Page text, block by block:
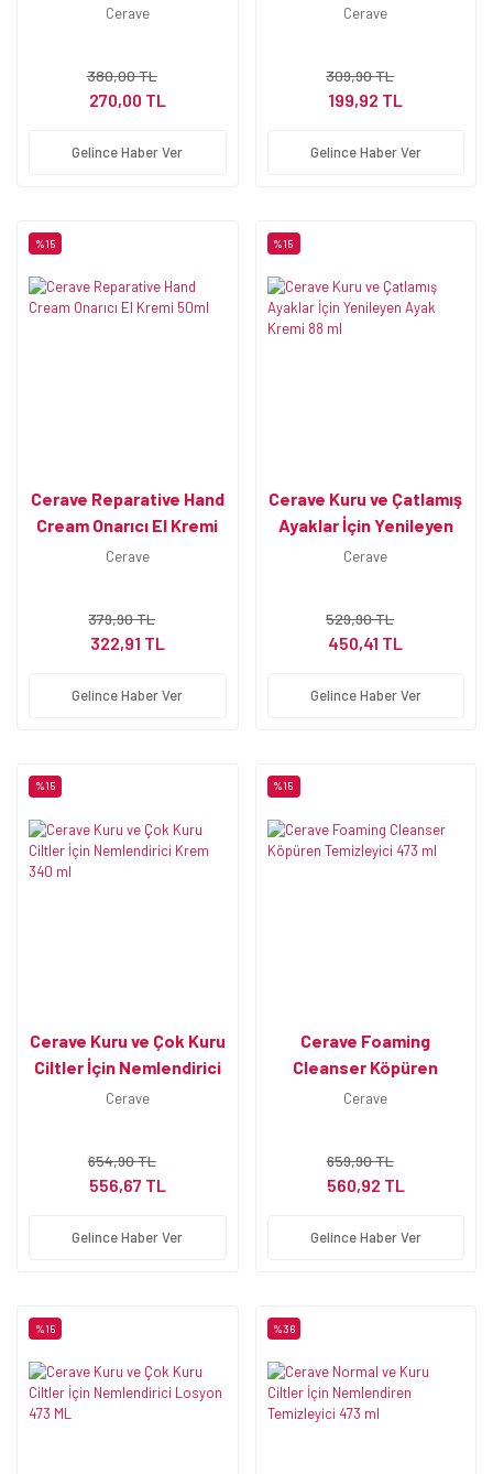
Nemlendirici Krem 50 ml
Cerave
380,00 TL
270,00 TL
Gelince Haber Ver
Kremi 52 ml
Cerave
309,90 TL
199,92 TL
Gelince Haber Ver
%15
Cerave Reparative Hand
Cream Onarıcı El Kremi
50ml
Cerave
379,90 TL
322,91 TL
Gelince Haber Ver
%15
Cerave Kuru ve Çatlamış
Ayaklar İçin Yenileyen
Ayak Kremi 88 ml
Cerave
529,90 TL
450,41 TL
Gelince Haber Ver
%15
Cerave Kuru ve Çok Kuru
Ciltler İçin Nemlendirici
Krem 340 ml
Cerave
654,90 TL
556,67 TL
Gelince Haber Ver
%15
Cerave Foaming
Cleanser Köpüren
Temizleyici 473 ml
Cerave
659,90 TL
560,92 TL
Gelince Haber Ver
%15 %36